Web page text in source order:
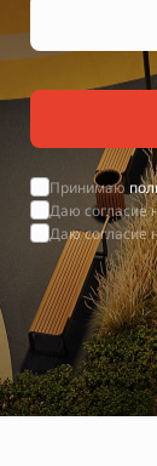
Принимаю
Даю согласие
Даю согласие